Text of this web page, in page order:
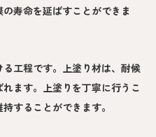
寿命を延ばすことができま
工程です。上塗り材は、耐候
ます。上塗りを丁寧に行うこ
することができます。